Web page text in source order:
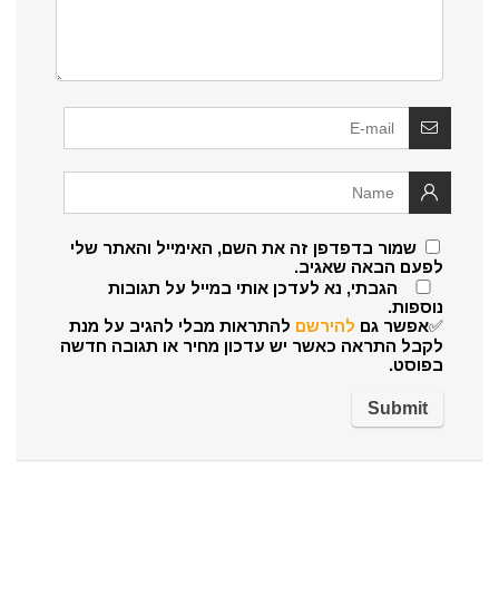
שמור בדפדפן זה את השם, האימייל והאתר שלי
לפעם הבאה שאגיב.
הגבתי, נא לעדכן אותי במייל על תגובות
נוספות.
✅אפשר גם להירשם להתראות מבלי להגיב על מנת
לקבל התראה כאשר יש עדכון מחיר או תגובה חדשה
בפוסט.